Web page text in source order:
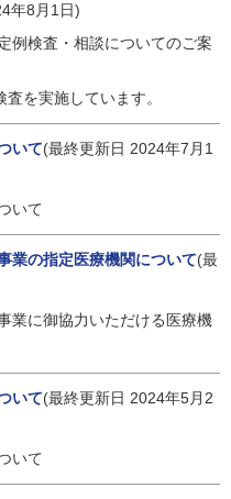
年8月1日)
例検査・相談についてのご案
を実施しています。
いて(最終更新日 2024年7月1
いて
業の指定医療機関について(最
業に御協力いただける医療機
いて(最終更新日 2024年5月2
いて